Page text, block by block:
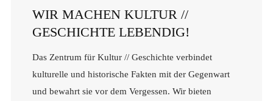
WIR MACHEN KULTUR //
GESCHICHTE LEBENDIG!
Das Zentrum für Kultur // Geschichte verbindet
kulturelle und historische Fakten mit der Gegenwart
und bewahrt sie vor dem Vergessen. Wir bieten